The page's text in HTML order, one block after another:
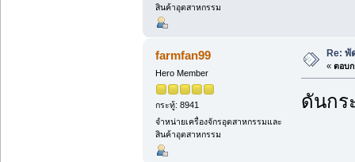
สินค้าอุตสาหกรรม
farmfan99
Hero Member
กระทู้: 8941
จำหน่ายเครื่องจักรอุตสาหกรรมและ
สินค้าอุตสาหกรรม
Re: พั
« ตอบก
ดันก